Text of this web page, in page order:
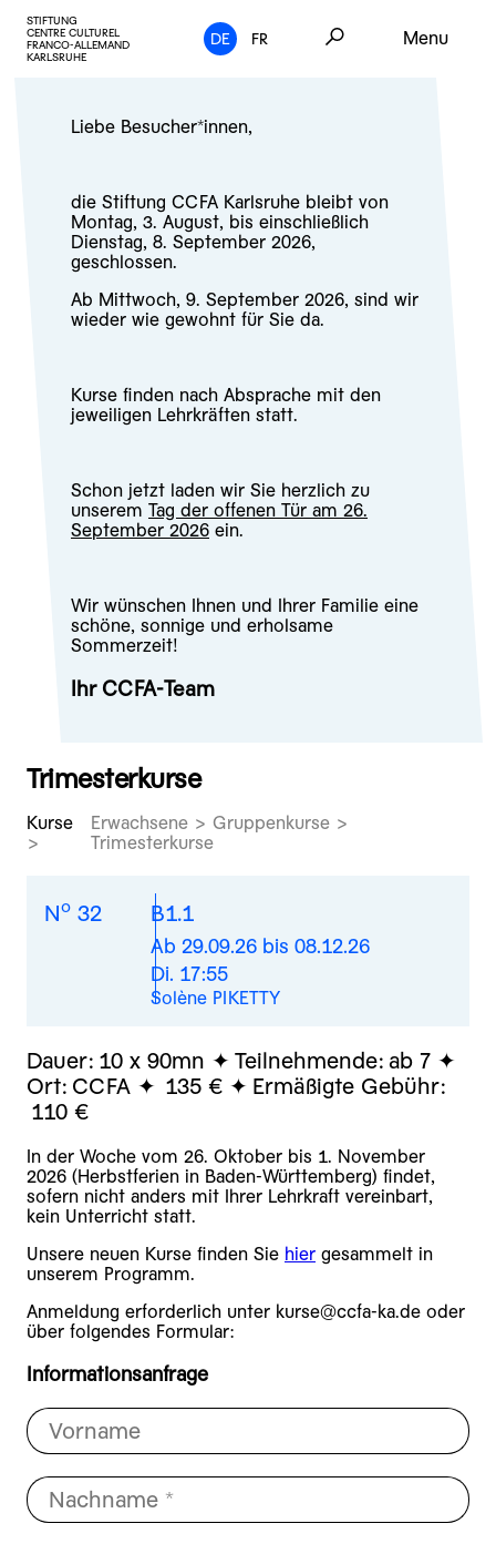
STIFTUNG
CENTRE CULTUREL
FRANCO-ALLEMAND
KARLSRUHE
DE FR Menu
Liebe Besucher*innen,
die Stiftung CCFA Karlsruhe bleibt von
Montag, 3. August, bis einschließlich
Dienstag, 8. September 2026,
geschlossen.
Ab Mittwoch, 9. September 2026, sind wir
wieder wie gewohnt für Sie da.
Kurse finden nach Absprache mit den
jeweiligen Lehrkräften statt.
Schon jetzt laden wir Sie herzlich zu
unserem Tag der offenen Tür am 26.
September 2026ein.
Wir wünschen Ihnen und Ihrer Familie eine
schöne, sonnige und erholsame
Sommerzeit!
Ihr CCFA-Team
Trimesterkurse
Kurse
Erwachsene > Gruppenkurse >
Trimesterkurse
No 32 B1.1
Ab 29.09.26 bis 08.12.26
Di. 17:55
Solène PIKETTY
Dauer: 10 x 90mn Teilnehmende: ab 7
Ort: CCFA 135 €
Ermäßigte Gebühr:
110 €
In der Woche vom 26. Oktober bis 1. November
2026 (Herbstferien in Baden-Württemberg) findet,
sofern nicht anders mit Ihrer Lehrkraft vereinbart,
kein Unterricht statt.
Unsere neuen Kurse finden Sie hier gesammelt in
unserem Programm.
Anmeldung erforderlich unter kurse@ccfa-ka.de oder
über folgendes Formular:
Informationsanfrage